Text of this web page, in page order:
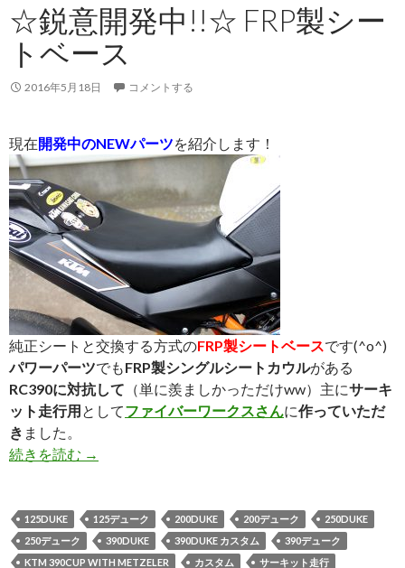
☆鋭意開発中!!☆ FRP製シー
トベース
2016年5月18日 コメントする
現在開発中のNEWパーツを紹介します！
純正シートと交換する方式のFRP製シートベースです(^o^)
パワーパーツでもFRP製シングルシートカウルがある
RC390に対抗して （単に羨ましかっただけww）主にサーキ
ット走行用 としてファイバーワークスさんに作っていただ
き ました。
続きを読む ☆鋭意開発中!!☆ FRP製シートベース
→
125DUKE 125デューク 200DUKE 200デューク
250DUKE
250デューク
390DUKE 390DUKE カスタム
390デューク
KTM 390CUP WITH METZELER
カスタム サーキット走行